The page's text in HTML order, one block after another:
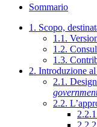
Sommario
1. Scopo,
1.1.
1.2.
1.3.
2. Introduzione
2.1.
2.2.